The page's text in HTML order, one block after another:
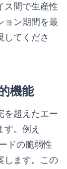
ス間で生産性
ョン期間を最
してくださ
機能
を超えたエー
。例え
ドの脆弱性
します。この